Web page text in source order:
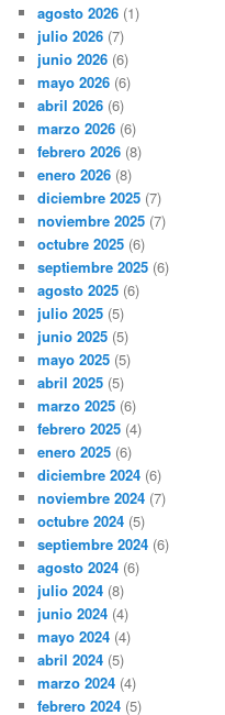
agosto 2026 (1)
julio 2026 (7)
junio 2026 (6)
mayo 2026 (6)
abril 2026 (6)
marzo 2026 (6)
febrero 2026 (8)
enero 2026 (8)
diciembre 2025 (7)
noviembre 2025 (7)
octubre 2025 (6)
septiembre 2025 (6)
agosto 2025 (6)
julio 2025 (5)
junio 2025 (5)
mayo 2025 (5)
abril 2025 (5)
marzo 2025 (6)
febrero 2025 (4)
enero 2025 (6)
diciembre 2024 (6)
noviembre 2024 (7)
octubre 2024 (5)
septiembre 2024 (6)
agosto 2024 (6)
julio 2024 (8)
junio 2024 (4)
mayo 2024 (4)
abril 2024 (5)
marzo 2024 (4)
febrero 2024 (5)